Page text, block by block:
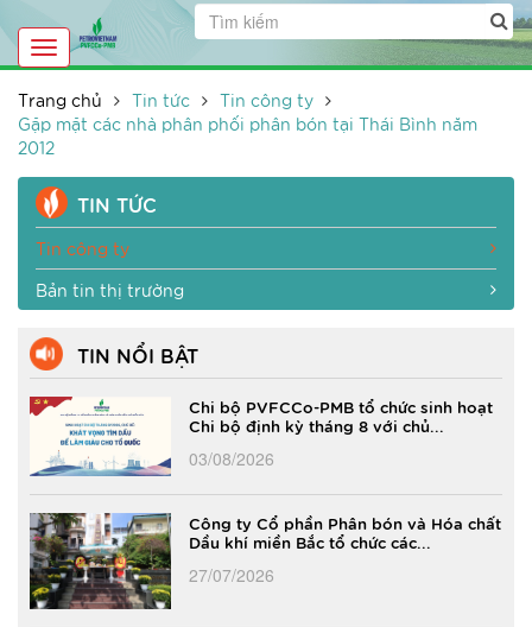
Toggle
navigation
Trang chủ
Tin tức
Tin công ty
Gặp mặt các nhà phân phối phân bón tại Thái Bình năm
2012
TIN TỨC
Tin công ty
Bản tin thị trường
TIN NỔI BẬT
Chi bộ PVFCCo-PMB tổ chức sinh hoạt
Chi bộ định kỳ tháng 8 với chủ...
03/08/2026
Công ty Cổ phần Phân bón và Hóa chất
Dầu khí miền Bắc tổ chức các...
27/07/2026